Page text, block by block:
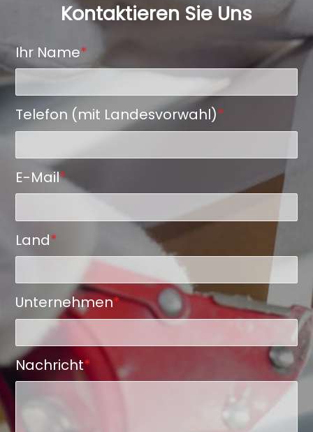
Kontaktieren Sie Uns
Ihr Name*
Telefon (mit Landesvorwahl)*
E-Mail*
Land*
Unternehmen*
Nachricht*